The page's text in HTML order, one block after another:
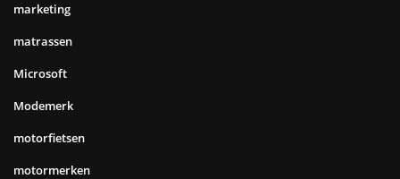
marketing
matrassen
Microsoft
Modemerk
motorfietsen
motormerken